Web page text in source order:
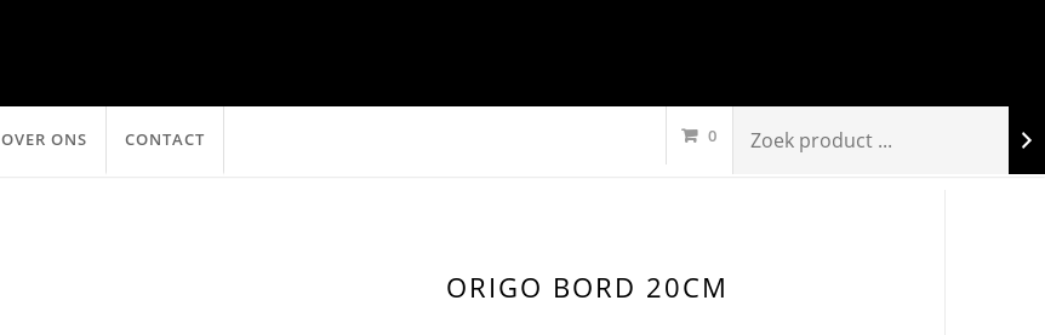
OVER ONS CONTACT 0
ORIGO BORD 20CM